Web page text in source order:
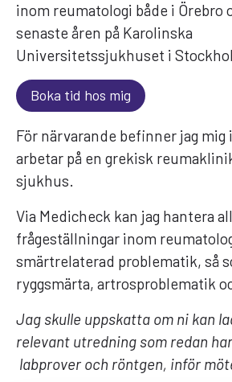
inom reumatologi både i Örebro
senaste åren på Karolinska
Universitetssjukhuset i
Boka tid hos mig
För närvarande befinner jag mig
arbetar på en grekisk
sjukhus.
Via Medicheck kan jag hantera
frågeställningar inom
smärtrelaterad problematik, så
ryggsmärta, artrosproblematik
Jag skulle uppskatta om ni kan
relevant utredning som redan
labprover och röntgen, inför